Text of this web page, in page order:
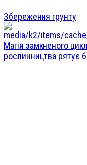
Збереження грунту
Магія замкненого
рослинництва рятує